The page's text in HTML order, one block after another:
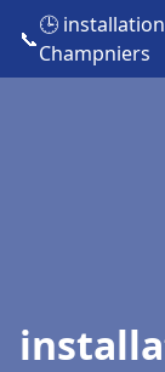
📞
🕒
Champniers